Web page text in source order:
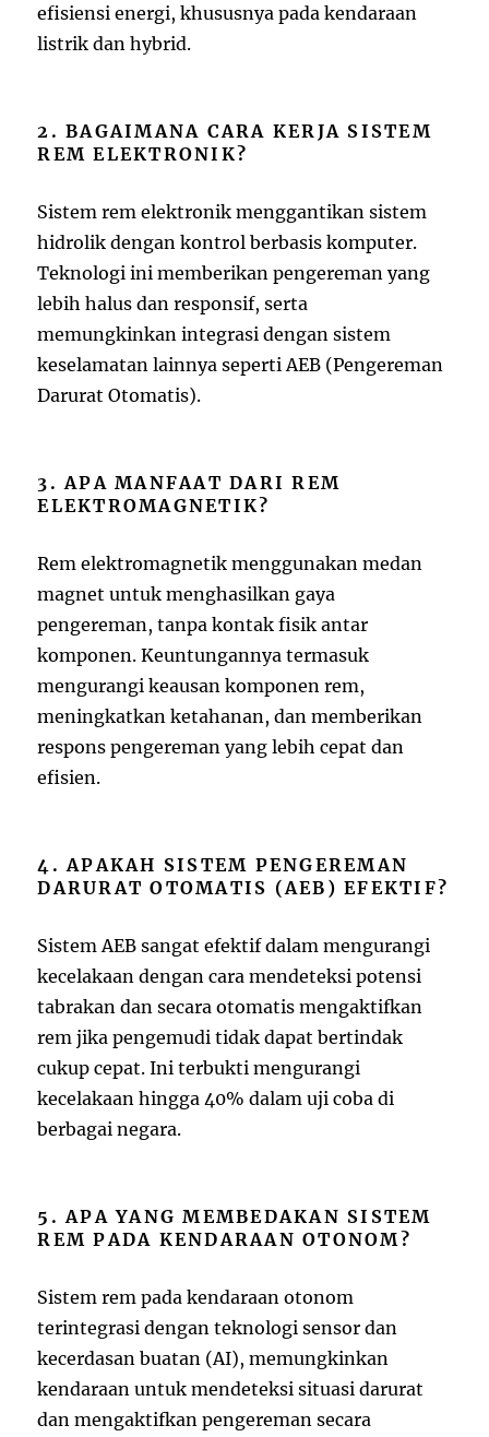
efisiensi energi, khususnya pada kendaraan
listrik dan hybrid.
2. BAGAIMANA CARA KERJA SISTEM
REM ELEKTRONIK?
Sistem rem elektronik menggantikan sistem
hidrolik dengan kontrol berbasis komputer.
Teknologi ini memberikan pengereman yang
lebih halus dan responsif, serta
memungkinkan integrasi dengan sistem
keselamatan lainnya seperti AEB (Pengereman
Darurat Otomatis).
3. APA MANFAAT DARI REM
ELEKTROMAGNETIK?
Rem elektromagnetik menggunakan medan
magnet untuk menghasilkan gaya
pengereman, tanpa kontak fisik antar
komponen. Keuntungannya termasuk
mengurangi keausan komponen rem,
meningkatkan ketahanan, dan memberikan
respons pengereman yang lebih cepat dan
efisien.
4. APAKAH SISTEM PENGEREMAN
DARURAT OTOMATIS (AEB) EFEKTIF?
Sistem AEB sangat efektif dalam mengurangi
kecelakaan dengan cara mendeteksi potensi
tabrakan dan secara otomatis mengaktifkan
rem jika pengemudi tidak dapat bertindak
cukup cepat. Ini terbukti mengurangi
kecelakaan hingga 40% dalam uji coba di
berbagai negara.
5. APA YANG MEMBEDAKAN SISTEM
REM PADA KENDARAAN OTONOM?
Sistem rem pada kendaraan otonom
terintegrasi dengan teknologi sensor dan
kecerdasan buatan (AI), memungkinkan
kendaraan untuk mendeteksi situasi darurat
dan mengaktifkan pengereman secara